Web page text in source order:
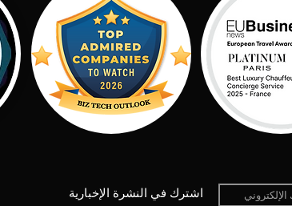
اشترك في النشرة الإخبارية